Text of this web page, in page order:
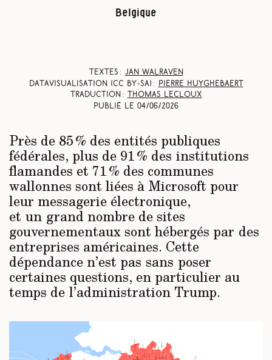
Belgique
Textes : Jan Walraven
Datavisualisation (CC BY-SA) :
Pierre Huyghebaert
Traduction :
Thomas Lecloux
Publié le 04/06/2026
Près de 85 % des entités publiques
fédérales, plus de 91 % des institutions
flamandes et 71 % des communes
wallonnes sont liées à Microsoft pour
leur messagerie électronique,
et un grand nombre de sites
gouvernementaux sont hébergés par des
entreprises américaines. Cette
dépendance n’est pas sans poser
certaines questions, en particulier au
temps de l’administration Trump.